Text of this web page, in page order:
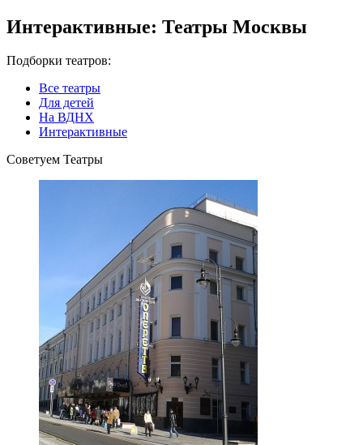
Интерактивные: Театры Москвы
Подборки театров:
Все театры
Для детей
На ВДНХ
Интерактивные
Советуем Театры